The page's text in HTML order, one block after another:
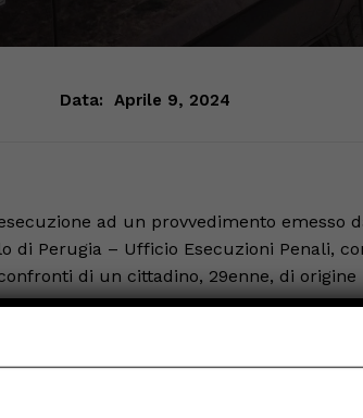
Data: Aprile 9, 2024
ad un provvedimento emesso
di Perugia – Ufficio Esecuzioni Penali,
di un cittadino, 29enne, di origine